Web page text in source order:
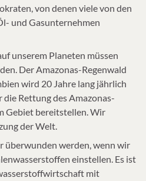
von denen viele von den
und Gasunternehmen
unserem Planeten müssen
Der Amazonas-Regenwald
wird 20 Jahre lang jährlich
Rettung des Amazonas-
Gebiet bereitstellen. Wir
der Welt.
überwunden werden, wenn wir
einstellen. Es ist
mit